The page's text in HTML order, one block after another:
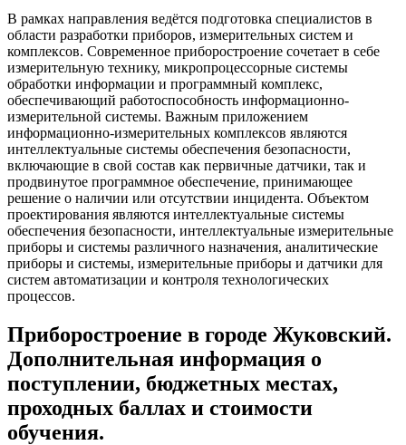
В рамках направления ведётся подготовка специалистов в
области разработки приборов, измерительных систем и
комплексов. Современное приборостроение сочетает в себе
измерительную технику, микропроцессорные системы
обработки информации и программный комплекс,
обеспечивающий работоспособность информационно-
измерительной системы. Важным приложением
информационно-измерительных комплексов являются
интеллектуальные системы обеспечения безопасности,
включающие в свой состав как первичные датчики, так и
продвинутое программное обеспечение, принимающее
решение о наличии или отсутствии инцидента. Объектом
проектирования являются интеллектуальные системы
обеспечения безопасности, интеллектуальные измерительные
приборы и системы различного назначения, аналитические
приборы и системы, измерительные приборы и датчики для
систем автоматизации и контроля технологических
процессов.
Приборостроение в городе Жуковский.
Дополнительная информация о
поступлении, бюджетных местах,
проходных баллах и стоимости
обучения.